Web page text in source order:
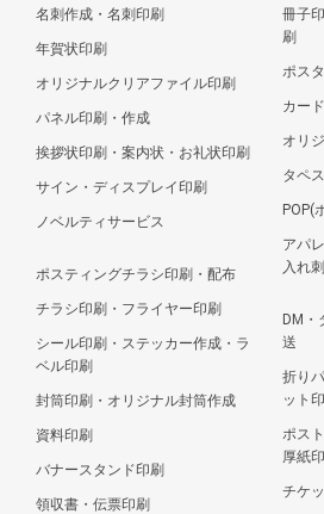
名刺作成・名刺印刷
年賀状印刷
オリジナルクリアファイル印刷
パネル印刷・作成
挨拶状印刷・案内状・お礼状印刷
サイン・ディスプレイ印刷
ノベルティサービス
ポスティングチラシ印刷・配布
チラシ印刷・フライヤー印刷
シール印刷・ステッカー作成・ラ
ベル印刷
封筒印刷・オリジナル封筒作成
資料印刷
バナースタンド印刷
領収書・伝票印刷
冊子
刷
ポス
カー
オリ
タペ
POP(
アパ
入れ
DM・
送
折り
ット
ポス
厚紙
チケ